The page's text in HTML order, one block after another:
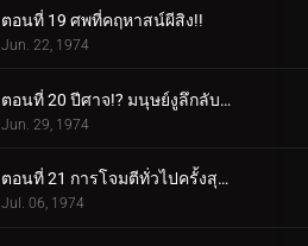
ตอนที่ 19 ศพที่คฤหาสน์ผีสิง!!
Jun. 22, 1974
ตอนที่ 20 ปีศาจ!? มนุษย์งูลึกลับปรากฏตัว!!
Jun. 29, 1974
ตอนที่ 21 การโจมตีทั่วไปครั้งสุดท้ายของ Apollo Geist!!
Jul. 06, 1974